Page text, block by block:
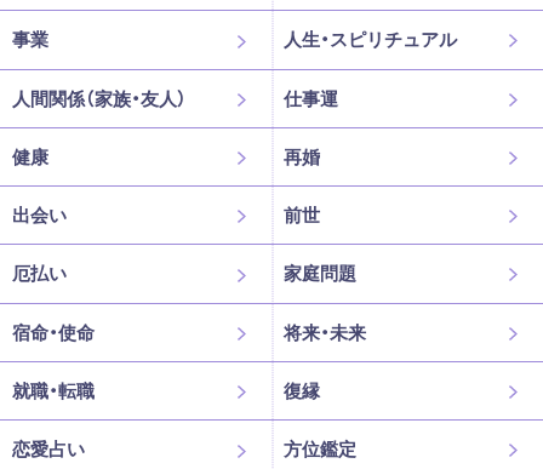
事業 人生・スピリチュアル
人間関係（家族・友人） 仕事運
健康 再婚
出会い 前世
厄払い 家庭問題
宿命・使命 将来・未来
就職・転職 復縁
恋愛占い 方位鑑定